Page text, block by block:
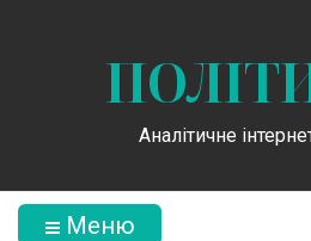
Аналітичне
Меню